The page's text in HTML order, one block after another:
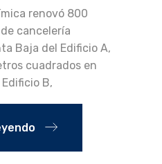
renovó 800
cancelería
Baja del Edificio A,
cuadrados en
B,